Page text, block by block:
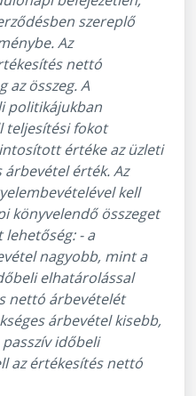
szereplő
Az
nettó
az összeg. A
politikájukban
teljesítési fokot
értéke az üzleti
érték. Az
kell
könyvelendő összeget
lehetőség: - a
nagyobb, mint a
elhatárolással
nettó árbevételét
árbevétel kisebb,
időbeli
az értékesítés nettó